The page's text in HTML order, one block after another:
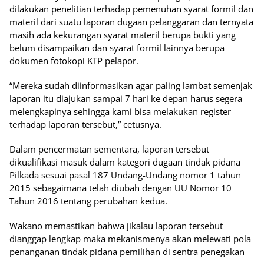
dilakukan penelitian terhadap pemenuhan syarat formil dan
materil dari suatu laporan dugaan pelanggaran dan ternyata
masih ada kekurangan syarat materil berupa bukti yang
belum disampaikan dan syarat formil lainnya berupa
dokumen fotokopi KTP pelapor.
“Mereka sudah diinformasikan agar paling lambat semenjak
laporan itu diajukan sampai 7 hari ke depan harus segera
melengkapinya sehingga kami bisa melakukan register
terhadap laporan tersebut,” cetusnya.
Dalam pencermatan sementara, laporan tersebut
dikualifikasi masuk dalam kategori dugaan tindak pidana
Pilkada sesuai pasal 187 Undang-Undang nomor 1 tahun
2015 sebagaimana telah diubah dengan UU Nomor 10
Tahun 2016 tentang perubahan kedua.
Wakano memastikan bahwa jikalau laporan tersebut
dianggap lengkap maka mekanismenya akan melewati pola
penanganan tindak pidana pemilihan di sentra penegakan